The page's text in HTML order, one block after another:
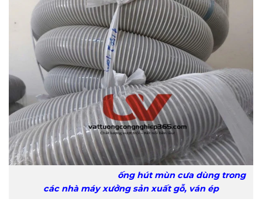
ống hút mùn cưa dùng trong
các nhà máy xưởng sản xuất gỗ, ván ép